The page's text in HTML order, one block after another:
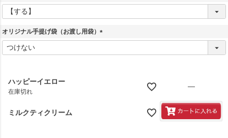
(
)
オリジナル手提げ袋（お渡し用袋）
(
ハッピーイエロー
在庫切れ
—
ミルクティクリーム